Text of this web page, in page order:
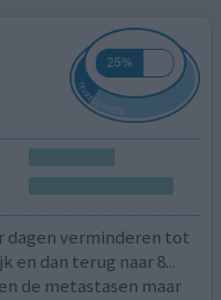
dagen verminderen tot
en dan terug naar 8...
de metastasen maar